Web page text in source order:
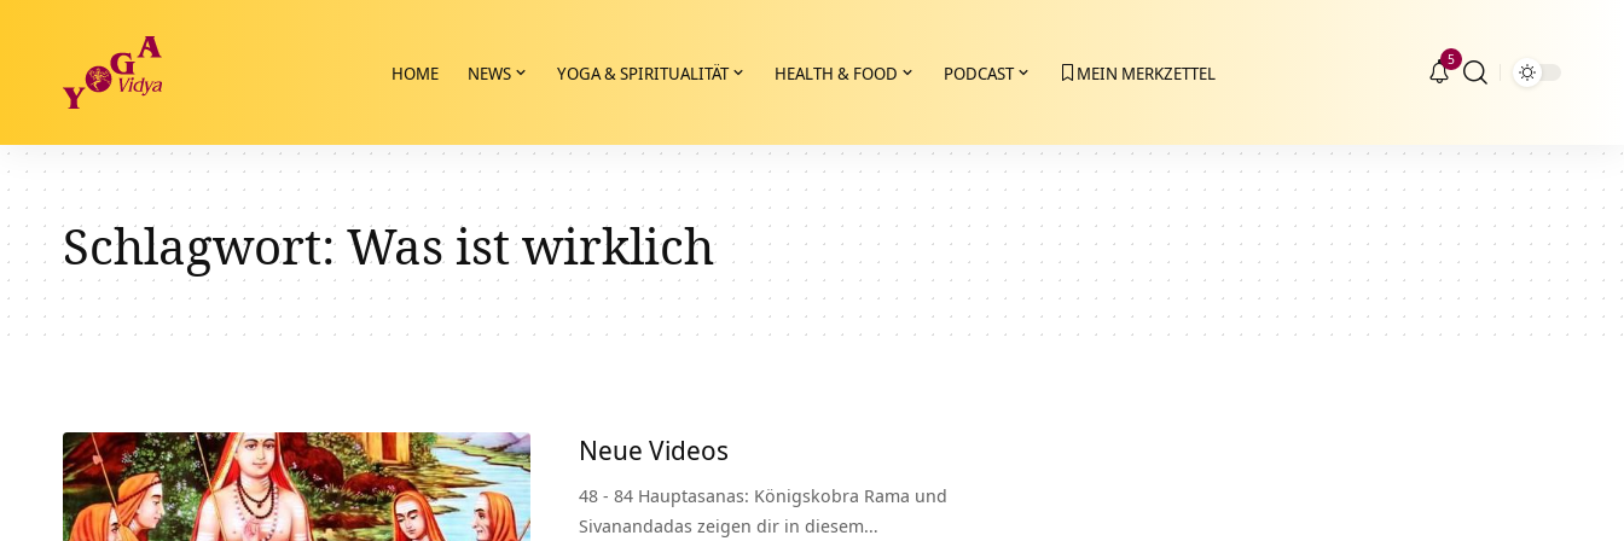
HOME NEWS YOGA & SPIRITUALITÄT HEALTH & FOOD PODCAST MEIN MERKZETTEL
5
Schlagwort:Was ist wirklich
Neue Videos
48 - 84 Hauptasanas: Königskobra Rama und
Sivanandadas zeigen dir in diesem…